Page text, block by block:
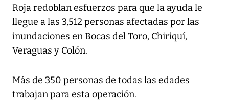
Roja redoblan esfuerzos para que la ayuda le
llegue a las 3,512 personas afectadas por las
inundaciones en Bocas del Toro, Chiriquí,
Veraguas y Colón.
Más de 350 personas de todas las edades
trabajan para esta operación.